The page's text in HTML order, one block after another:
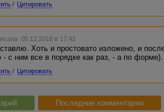
/ Цитировать
05.12.2018 в 17:42
Хоть и простовато изложено, и
с ним все в порядке как раз, - а по форме).
/ Цитировать
Последние комментарии